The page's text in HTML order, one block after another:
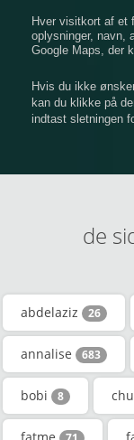
Hver visitkort af et
oplysninger, navn,
Google Maps, der
Hvis du ikke
kan du klikke på
indtast sletningen
de
abdelaziz 26
annalise 683
bobi 8